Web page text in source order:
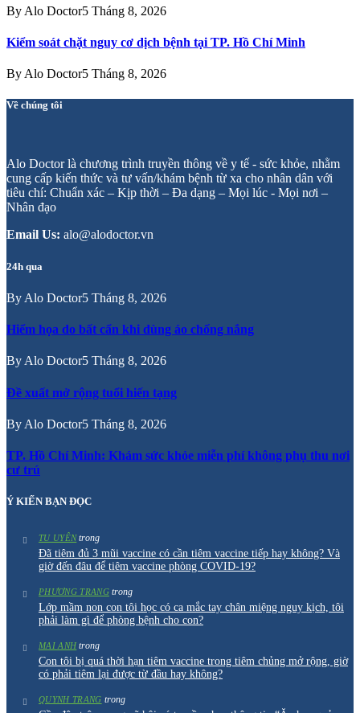
By Alo Doctor5 Tháng 8, 2026
Kiểm soát chặt nguy cơ dịch bệnh tại TP. Hồ Chí Minh
By Alo Doctor5 Tháng 8, 2026
Về chúng tôi
Alo Doctor là chương trình truyền thông về y tế - sức khỏe, nhằm
cung cấp kiến thức và tư vấn/khám bệnh từ xa cho nhân dân với
tiêu chí: Chuẩn xác – Kịp thời – Đa dạng – Mọi lúc - Mọi nơi –
Nhân đạo
Email Us: alo@alodoctor.vn
24h qua
By Alo Doctor5 Tháng 8, 2026
Hiểm họa do bất cẩn khi dùng áo chống nắng
By Alo Doctor5 Tháng 8, 2026
Đề xuất mở rộng tuổi hiến tạng
By Alo Doctor5 Tháng 8, 2026
TP. Hồ Chí Minh: Khám sức khỏe miễn phí không phụ thu nơi
cư trú
Ý KIẾN BẠN ĐỌC
TU UYÊNtrong
Đã tiêm đủ 3 mũi vaccine có cần tiêm vaccine tiếp hay không? Và
giờ đến đâu để tiêm vaccine phòng COVID-19?
PHƯƠNG TRANGtrong
Lớp mầm non con tôi học có ca mắc tay chân miệng nguy kịch, tôi
phải làm gì để phòng bệnh cho con?
MAI ANH trong
Con tôi bị quá thời hạn tiêm vaccine trong tiêm chủng mở rộng, giờ
có phải tiêm lại được từ đầu hay không?
QUYNH TRANG trong